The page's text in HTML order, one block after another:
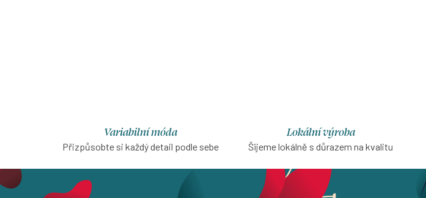
Variabilní móda
Přizpůsobte si každý detail podle sebe
Lokální výroba
Šijeme lokálně s důrazem na kvalitu